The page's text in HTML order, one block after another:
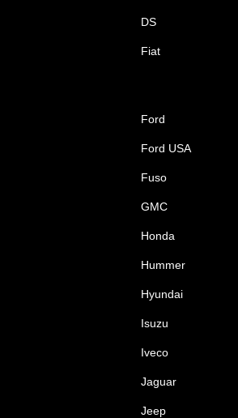
DS
Fiat
Ford
Ford USA
Fuso
GMC
Honda
Hummer
Hyundai
Isuzu
Iveco
Jaguar
Jeep